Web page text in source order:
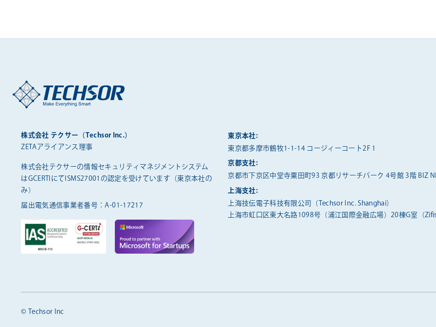
株式会社 テクサー（Techsor Inc.）
ZETAアライアンス理事
株式会社テクサーの情報セキュリティマネジメントシステム
はGCERTIにてISMS27001の認定を受けています（東京本社の
み）
届出電気通信事業者番号：A-01-17217
東京本社:
東京都多摩市鶴牧1-1-14 コージィーコート2F 1
京都支社:
京都市下京区中堂寺粟田町93 京都リサーチパーク 4号館 3階 BIZ
上海支社:
上海技伝電子科技有限公司（Techsor Inc. Shanghai）
上海市虹口区東大名路1098号（浦江国際金融広場）20棟G室（
© Techsor Inc